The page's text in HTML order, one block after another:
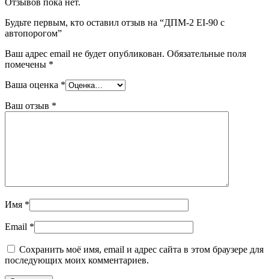
Отзывов пока нет.
Будьте первым, кто оставил отзыв на “ДПМ-2 EI-90 с
автопорогом”
Ваш адрес email не будет опубликован. Обязательные поля
помечены *
Ваша оценка *
Ваш отзыв *
Имя *
Email *
Сохранить моё имя, email и адрес сайта в этом браузере для
последующих моих комментариев.